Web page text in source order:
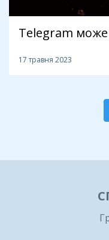
Telegram
17 травня 2023